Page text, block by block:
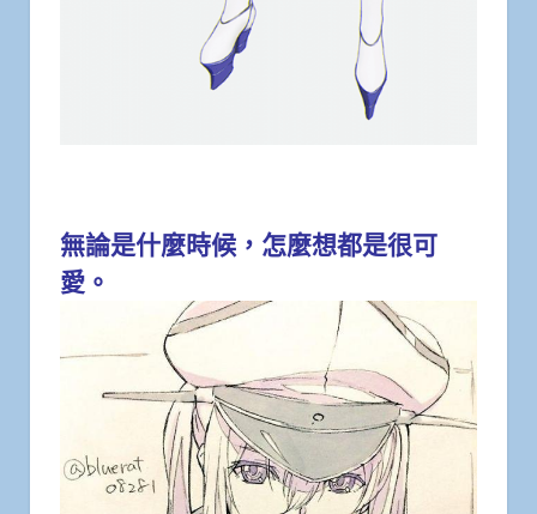
無論是什麼時候，怎麼想都是很可
愛。